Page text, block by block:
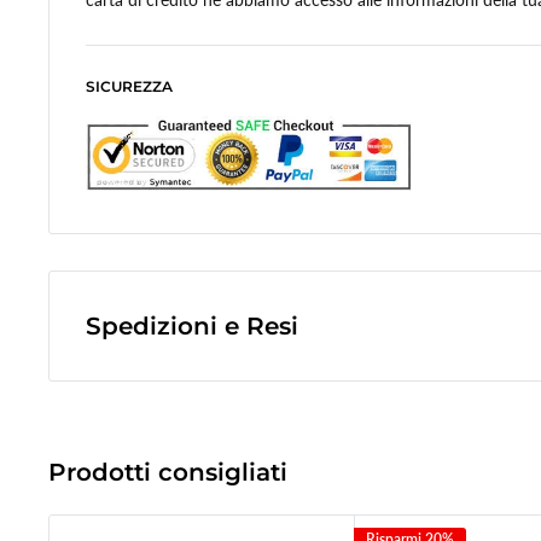
SICUREZZA
Spedizioni e Resi
Le spese di spedizione sono a contributo fisso di10,0€e
Prodotti consigliati